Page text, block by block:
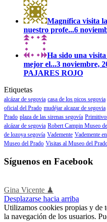
Magnífica visita
nuestro profe...6
Ha sido una
mejor el...3 noviembre,
PAJARES ROJO
Etiquetas
alcázar de segovia casa de los picos segovia
oficial del Prado mudéjar alcazar de segovia
Prado plaza de las sirenas segovía
alcázar de segovia Robert Campin Museo
de lozoya segovía Vademente Vademente
Museo del Prado Visitas al Museo del
Síguenos en Facebook
Gina Vicente ♟
Desplazarse hacia arriba
Utilizamos cookies propias y de
la navegación de los usuarios.